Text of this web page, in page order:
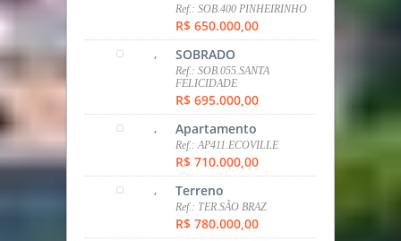
Ref.: SOB.400 PINHEIRINHO
R$ 650.000,00
, SOBRADO
Ref.: SOB.055.SANTA
FELICIDADE
R$ 695.000,00
, Apartamento
Ref.: AP411.ECOVILLE
R$ 710.000,00
, Terreno
Ref.: TER.SÃO BRAZ
R$ 780.000,00